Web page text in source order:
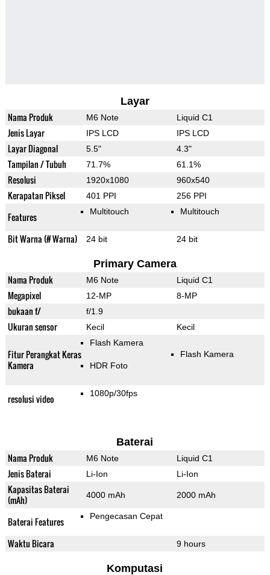
Layar
Nama Produk M6 Note Liquid C1
Jenis Layar IPS LCD IPS LCD
Layar Diagonal 5.5" 4.3"
Tampilan / Tubuh 71.7% 61.1%
Resolusi 1920x1080 960x540
Kerapatan Piksel 401 PPI 256 PPI
Features Multitouch Multitouch
Bit Warna (# Warna) 24 bit 24 bit
Primary Camera
Nama Produk M6 Note Liquid C1
Megapixel 12-MP 8-MP
bukaan f/ f/1.9
Ukuran sensor Kecil Kecil
Fitur Perangkat Keras
Kamera
Flash Kamera
HDR Foto
Flash Kamera
resolusi video 1080p/30fps
Baterai
Nama Produk M6 Note Liquid C1
Jenis Baterai Li-Ion Li-Ion
Kapasitas Baterai
(mAh)
4000 mAh 2000 mAh
Baterai Features Pengecasan Cepat
Waktu Bicara 9 hours
Komputasi